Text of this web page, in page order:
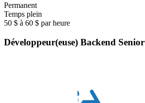
Permanent
Temps plein
50 $ à 60 $ par heure
Développeur(euse) Backend Senior